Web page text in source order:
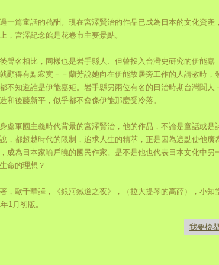
一篇童話的稿酬。現在宮澤賢治的作品已成為日本的文化資產，
，宮澤紀念館是花卷市主要景點。
聲名相比，同樣也是岩手縣人、但曾投入台灣史研究的伊能嘉
顯得有點寂寞－－蘭芳說她向在伊能故居旁工作的人請教時，
不知道誰是伊能嘉矩。岩手縣另兩位有名的日治時期台灣聞人
和後藤新平，似乎都不會像伊能那麼受冷落。
處軍國主義時代背景的宮澤賢治，他的作品，不論是童話或是
，都超越時代的限制，追求人生的精萃，正是因為這點使他廣
成為日本家喻戶曉的國民作家。是不是他也代表日本文化中另
命的理想？
，歐千華譯，《銀河鐵道之夜》，（拉大提琴的高薛），小知
1月初版。
我要檢舉